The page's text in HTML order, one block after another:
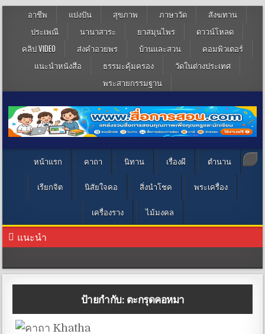
อาชีพ แบ่งปัน สุขภาพ ภาษาวัด
สังฆทาน
ประเพณี
นานาสาระ ยาสมุนไพร
ดาวน์โหลด
คลิป VIDEO
ส่งคำอวยพร บ้านและสวน
คอมพิวเตอร์
แนะนำหนังสือ
ธรรมะคุ้มครอง
วัดในต่างประเทศ
พระสายกรรมฐาน
หน้าแรก คาถา นิทาน เรื่องผี ตำนาน
เรียกจิต นิสัยใจคอ สิ่งนำโชค พระเครื่อง
เครื่องราง ไม้มงคล
แนะนำ
ป้ายกำกับ: ตะกรุดคอหมา